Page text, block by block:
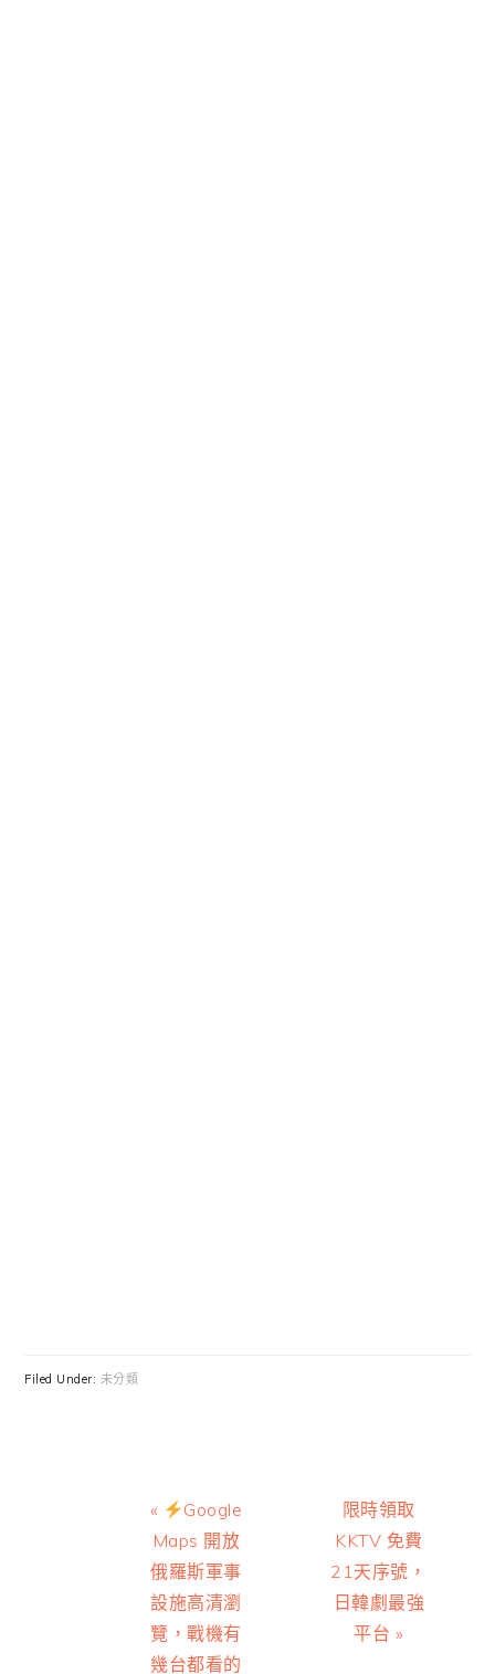
Filed Under: 未分類
Previous
Post:
«
Google
Maps 開放
俄羅斯軍事
設施高清瀏
覽，戰機有
幾台都看的
Next
Post:
限時領取
KKTV 免費
21天序號，
日韓劇最強
平台 »